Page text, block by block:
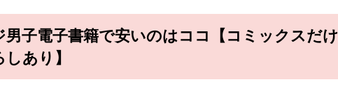
男子電子書籍で安いのはココ【コミックスだけ
あり】